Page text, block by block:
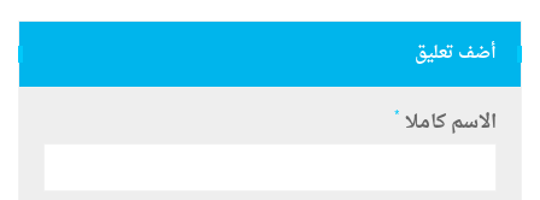
أضف تعليق
الاسم كاملا *